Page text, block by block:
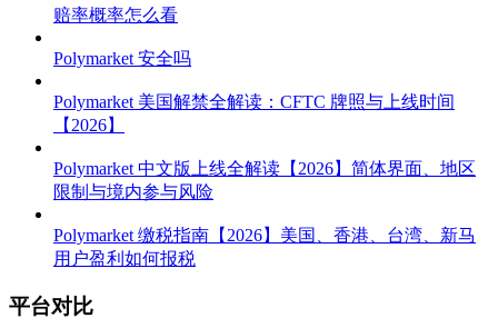
赔率概率怎么看
Polymarket 安全吗
Polymarket 美国解禁全解读：CFTC 牌照与上线时间
【2026】
Polymarket 中文版上线全解读【2026】简体界面、地区
限制与境内参与风险
Polymarket 缴税指南【2026】美国、香港、台湾、新马
用户盈利如何报税
平台对比